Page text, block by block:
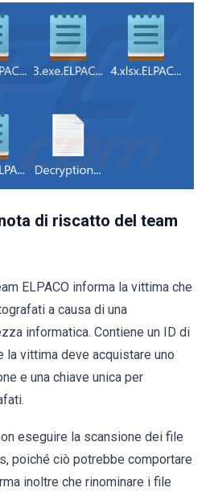
di riscatto del team
ELPACO informa la vittima che
a causa di una
informatica. Contiene un ID di
la vittima deve acquistare uno
e una chiave unica per
eseguire la scansione dei file
poiché ciò potrebbe comportare
inoltre che rinominare i file